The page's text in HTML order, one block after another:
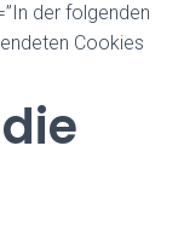
der folgenden
Cookies